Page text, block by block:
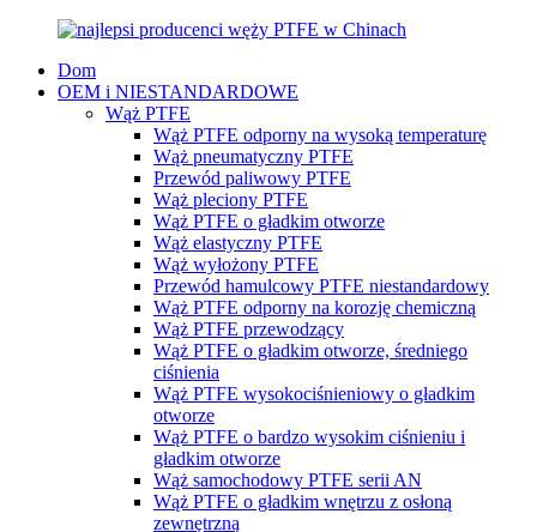
Dom
OEM i NIESTANDARDOWE
Wąż PTFE
Wąż PTFE odporny na wysoką temperaturę
Wąż pneumatyczny PTFE
Przewód paliwowy PTFE
Wąż pleciony PTFE
Wąż PTFE o gładkim otworze
Wąż elastyczny PTFE
Wąż wyłożony PTFE
Przewód hamulcowy PTFE niestandardowy
Wąż PTFE odporny na korozję chemiczną
Wąż PTFE przewodzący
Wąż PTFE o gładkim otworze, średniego
ciśnienia
Wąż PTFE wysokociśnieniowy o gładkim
otworze
Wąż PTFE o bardzo wysokim ciśnieniu i
gładkim otworze
Wąż samochodowy PTFE serii AN
Wąż PTFE o gładkim wnętrzu z osłoną
zewnętrzną